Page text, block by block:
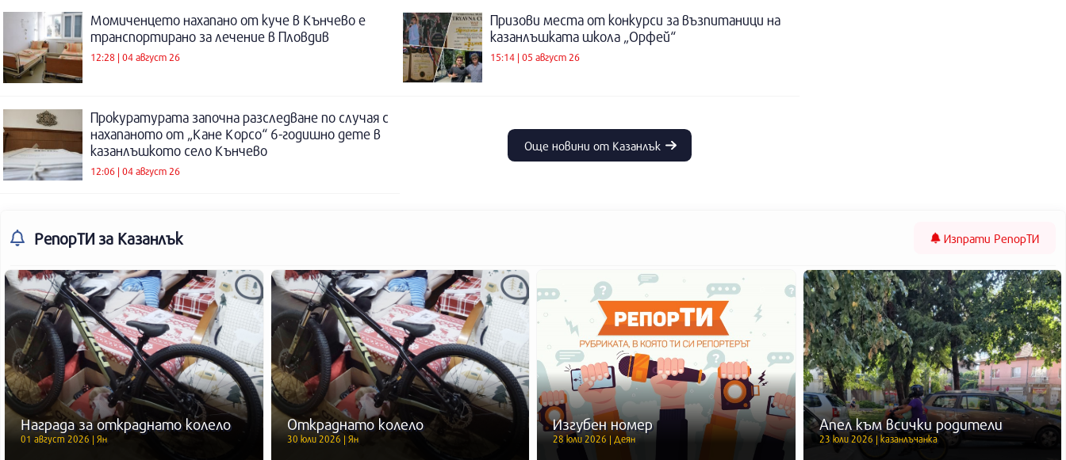
Момиченцето нахапано от куче в Кънчево е
транспортирано за лечение в Пловдив
12:28 | 04 август 26
Призови места от конкурси за възпитаници на
казанлъшката школа „Орфей“
15:14 | 05 август 26
Прокуратурата започна разследване по случая с
нахапаното от „Кане Корсо“ 6-годишно дете в
казанлъшкото село Кънчево
12:06 | 04 август 26
Още новини от Казанлък
РепорТИ за Казанлък Изпрати РепорТИ
Награда за откраднато колело
01 август 2026 | Ян
Откраднато колело
30 юли 2026 | Ян
Изгубен номер
28 юли 2026 | Деян
Апел към всички родители
23 юли 2026 | казанлъчанка